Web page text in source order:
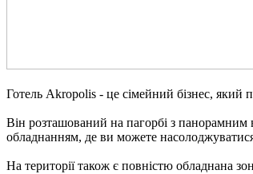
Готель Akropolis - це сімейний бізнес, який
Він розташований на пагорбі з панорамним
обладнанням, де ви можете
На території також є повністю обладнана